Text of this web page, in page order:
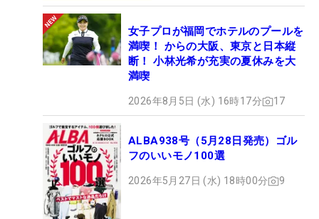
女子プロが福岡でホテルのプールを
満喫！ からの大阪、東京と日本縦
断！ 小林光希が充実の夏休みを大
満喫
2026年8月5日 (水) 16時17分 17
ALBA938号（5月28日発売）ゴル
フのいいモノ100選
2026年5月27日 (水) 18時00分 9